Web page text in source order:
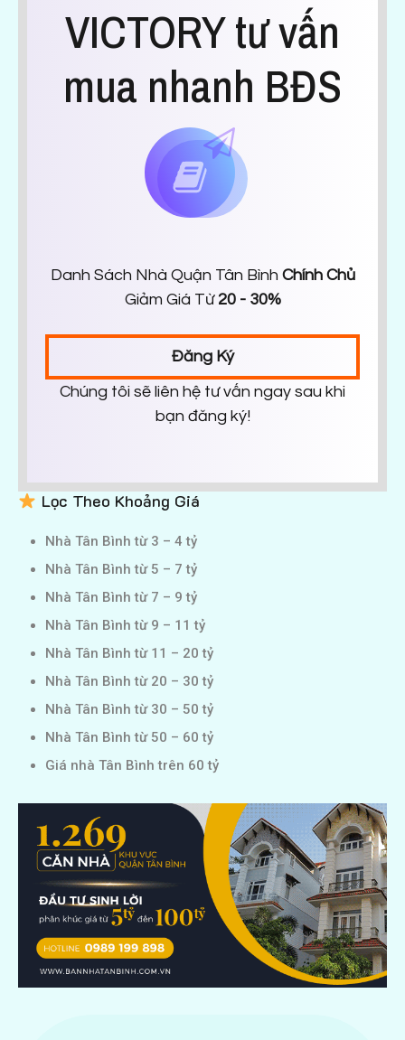
VICTORY tư vấn
mua nhanh BĐS
Danh Sách Nhà Quận Tân Bình Chính Chủ
Giảm Giá Từ 20 - 30%
Đăng Ký
Chúng tôi sẽ liên hệ tư vấn ngay sau khi
bạn đăng ký!
Lọc Theo Khoảng Giá
Nhà Tân Bình từ 3 – 4 tỷ
Nhà Tân Bình từ 5 – 7 tỷ
Nhà Tân Bình từ 7 – 9 tỷ
Nhà Tân Bình từ 9 – 11 tỷ
Nhà Tân Bình từ 11 – 20 tỷ
Nhà Tân Bình từ 20 – 30 tỷ
Nhà Tân Bình từ 30 – 50 tỷ
Nhà Tân Bình từ 50 – 60 tỷ
Giá nhà Tân Bình trên 60 tỷ